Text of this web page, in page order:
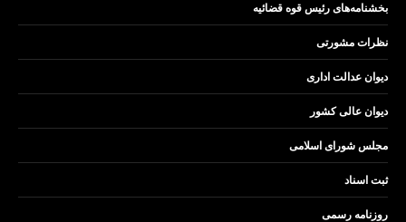
بخشنامه‌های رئیس قوه قضائیه
نظرات مشورتی
دیوان عدالت اداری
دیوان عالی کشور
مجلس شورای اسلامی
ثبت اسناد
روزنامه رسمی